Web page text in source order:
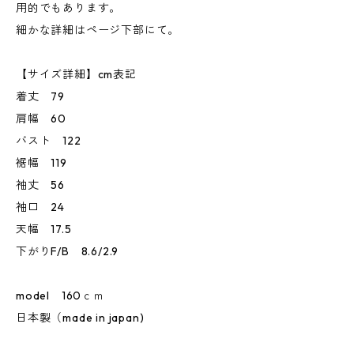
用的でもあります。
細かな詳細はページ下部にて。
【サイズ詳細】cm表記
着丈 79
肩幅 60
バスト 122
裾幅 119
袖丈 56
袖口 24
天幅 17.5
下がりF/B 8.6/2.9
model 160ｃｍ
日本製（made in japan)